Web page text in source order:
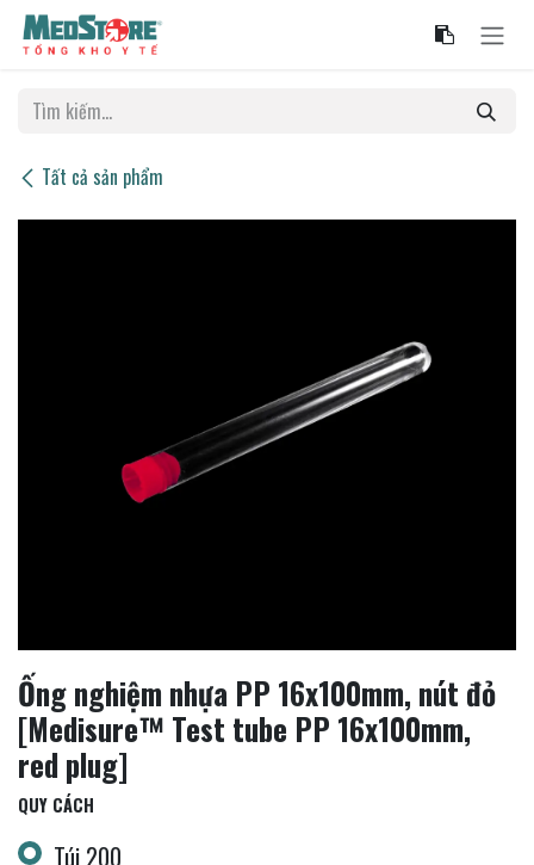
Bỏ qua để đến Nội dung
Tất cả sản phẩm
Ống nghiệm nhựa PP 16x100mm, nút đỏ
[Medisure™ Test tube PP 16x100mm,
red plug]
QUY CÁCH
Túi 200